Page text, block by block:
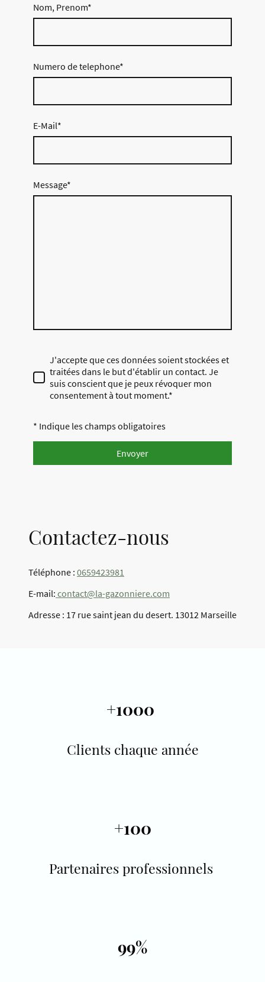
Nom, Prenom*
Numero de telephone*
E-Mail*
Message*
J'accepte que ces données soient stockées et
traitées dans le but d'établir un contact. Je
suis conscient que je peux révoquer mon
consentement à tout moment.*
* Indique les champs obligatoires
Envoyer
Contactez-nous
Téléphone : 0659423981
E-mail: contact@la-gazonniere.com
Adresse : 17 rue saint jean du desert. 13012 Marseille
+1000
Clients chaque année
+100
Partenaires professionnels
99%